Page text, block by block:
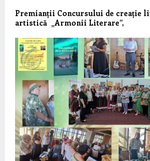
Premianții Concursului de creație
artistică „Armonii Literare”,